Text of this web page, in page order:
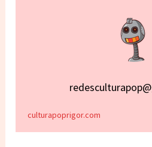
culturapoprigor.com